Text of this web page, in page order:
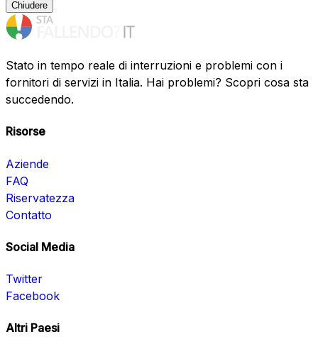
Chiudere
Stato in tempo reale di interruzioni e problemi con i
fornitori di servizi in Italia. Hai problemi? Scopri cosa sta
succedendo.
Risorse
Aziende
FAQ
Riservatezza
Contatto
Social Media
Twitter
Facebook
Altri Paesi